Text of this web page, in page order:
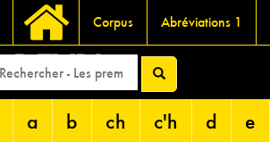
Corpus Abréviations 1
DEVRI
a b ch c'h d
e